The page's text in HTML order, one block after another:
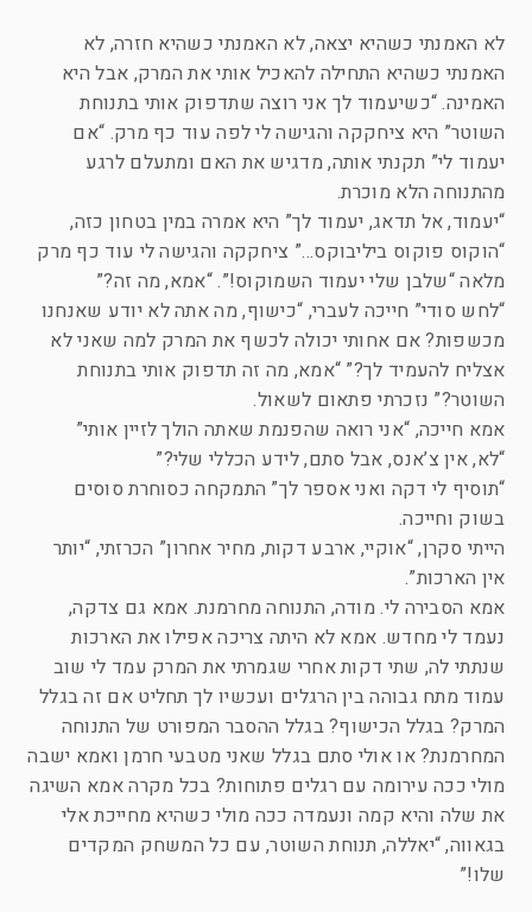
לא האמנתי כשהיא יצאה, לא האמנתי כשהיא חזרה, לא
האמנתי כשהיא התחילה להאכיל אותי את המרק, אבל היא
האמינה. “כשיעמוד לך אני רוצה שתדפוק אותי בתנוחת
השוטר” היא ציחקקה והגישה לי לפה עוד כף מרק. “אם
יעמוד לי” תקנתי אותה, מדגיש את האם ומתעלם לרגע
מהתנוחה הלא מוכרת.
“יעמוד, אל תדאג, יעמוד לך” היא אמרה במין בטחון כזה,
“הוקוס פוקוס ביליבוקס…” ציחקקה והגישה לי עוד כף מרק
מלאה “שלבן שלי יעמוד השמוקוס!”. “אמא, מה זה?”
“לחש סודי” חייכה לעברי, “כישוף, מה אתה לא יודע שאנחנו
מכשפות? אם אחותי יכולה לכשף את המרק למה שאני לא
אצליח להעמיד לך?” “אמא, מה זה תדפוק אותי בתנוחת
השוטר?” נזכרתי פתאום לשאול.
אמא חייכה, “אני רואה שהפנמת שאתה הולך לזיין אותי”
“לא, אין צ’אנס, אבל סתם, לידע הכללי שלי?”
“תוסיף לי דקה ואני אספר לך” התמקחה כסוחרת סוסים
בשוק וחייכה.
הייתי סקרן, “אוקיי, ארבע דקות, מחיר אחרון” הכרזתי, “יותר
אין הארכות”.
אמא הסבירה לי. מודה, התנוחה מחרמנת. אמא גם צדקה,
נעמד לי מחדש. אמא לא היתה צריכה אפילו את הארכות
שנתתי לה, שתי דקות אחרי שגמרתי את המרק עמד לי שוב
עמוד מתח גבוהה בין הרגלים ועכשיו לך תחליט אם זה בגלל
המרק? בגלל הכישוף? בגלל ההסבר המפורט של התנוחה
המחרמנת? או אולי סתם בגלל שאני מטבעי חרמן ואמא ישבה
מולי ככה עירומה עם רגלים פתוחות? בכל מקרה אמא השיגה
את שלה והיא קמה ונעמדה ככה מולי כשהיא מחייכת אלי
בגאווה, “יאללה, תנוחת השוטר, עם כל המשחק המקדים
שלו!”